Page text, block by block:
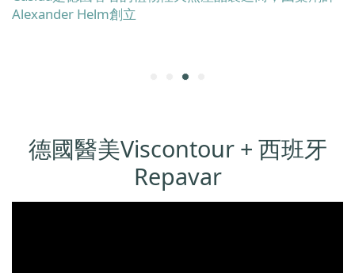
德國醫美Viscontour + 西班牙
Repavar